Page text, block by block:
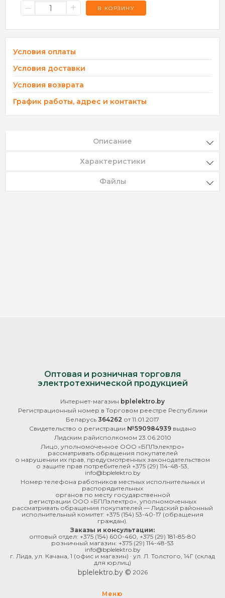
– + В КОРЗИНУ
Условия оплаты
Условия доставки
Условия возврата
График работы, адрес и контакты
Описание
Характеристики
Файлы
Оптовая и розничная торговля
электротехнической продукцией
Интернет-магазин bplelektro.by
Регистрационный номер в Торговом реестре Республики
Беларусь 364262 от 11.01.2017
Свидетельство о регистрации №590984939выдано
Лидским райисполкомом 23.06.2010
Лицо, уполномоченное ООО «БПЛэлектро»
рассматривать обращения покупателей
о нарушении их прав, предусмотренных законодательством
о защите прав потребителей +375 (29) 114-48-53
info@bplelektro.by
Номер телефона работников местных исполнительных и
распорядительных
органов по месту государственной
регистрации ООО «БПЛэлектро», уполномоченных
рассматривать обращения покупателей — Лидский районный
исполнительный комитет: +375 (154) 53-40-17 (обращения
граждан).
Заказы и консультации:
оптовый отдел: +375 (154) 600-460 +375 (29) 181-85-80
розничный магазин: +375 (29) 114-48-53
info@bplelektro.by
г. Лида, ул. Качана, 1 (офис и магазин) · ул. Л. Толстого, 14Г (склад
для юрлиц)
bplelektro.by © 2026
Меню